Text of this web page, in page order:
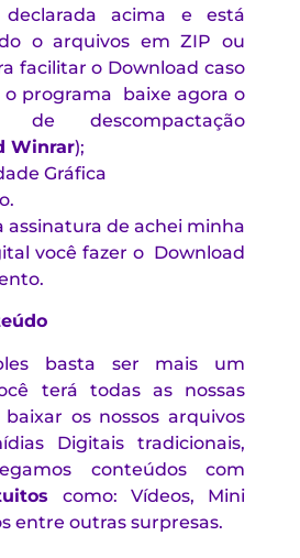
declarada acima e está
o arquivos em ZIP ou
facilitar o Download caso
o programa baixe agora o
de descompactação
Winrar);
Gráfica
assinatura de achei minha
você fazer o Download
basta ser mais um
terá todas as nossas
os nossos arquivos
Digitais tradicionais,
conteúdos com
como: Vídeos, Mini
entre outras surpresas.